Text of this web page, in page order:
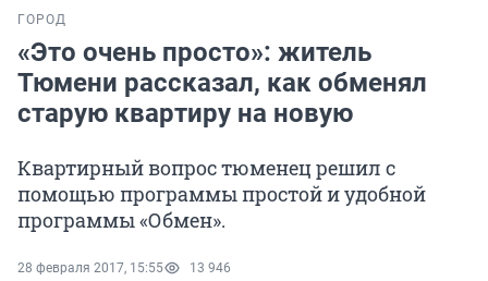
ГОРОД
«Это очень просто»: житель
Тюмени рассказал, как обменял
старую квартиру на новую
Квартирный вопрос тюменец решил с
помощью программы простой и удобной
программы «Обмен».
28 февраля 2017, 15:55 13 946